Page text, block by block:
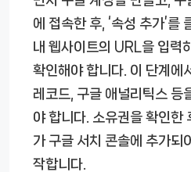
에 접속한 후, ‘속성 추가’를
내 웹사이트의 URL을 입력
확인해야 합니다. 이 단계
레코드, 구글 애널리틱스 등
야 합니다. 소유권을 확인한
가 구글 서치 콘솔에 추가되
작합니다.